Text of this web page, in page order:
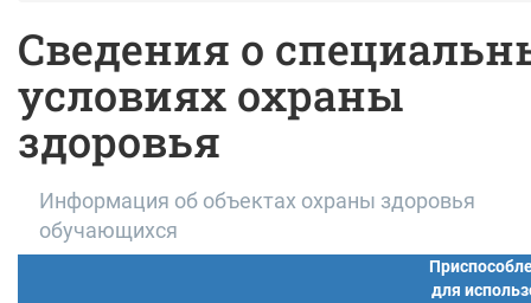
Сведения о
условиях охраны
здоровья
Информация об объектах охраны здоровья
обучающихся
для